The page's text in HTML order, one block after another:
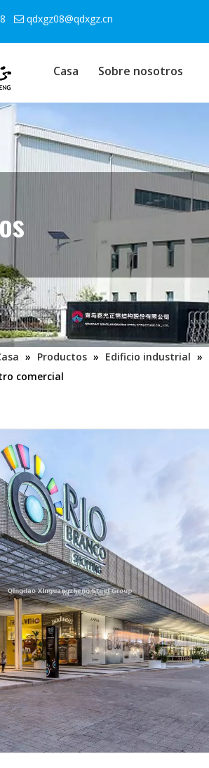
 qdxgz08@qdxgz.cn
Casa Sobre nosotros
» Productos » Edificio industrial »
comercial